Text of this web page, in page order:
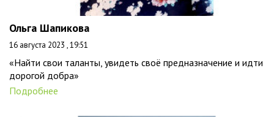
Ольга Шапикова
16 августа 2023 , 19:51
«Найти свои таланты, увидеть своё предназначение и идти
дорогой добра»
Подробнее